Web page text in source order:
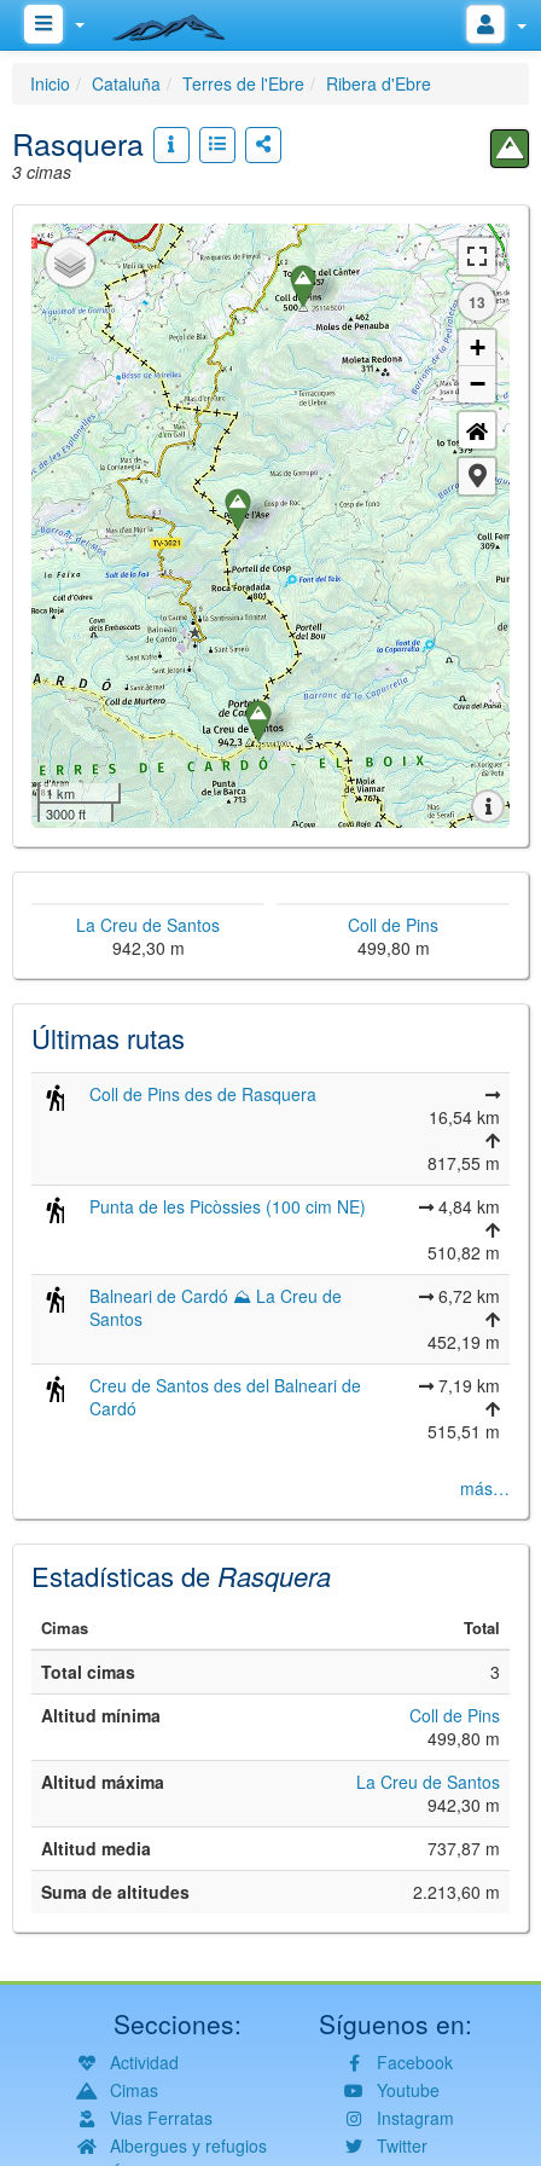
Inicio Cataluña Terres de l'Ebre Ribera d'Ebre
Rasquera
3 cimas
13
+
−
1 km
3000 ft
and its contributors (CC BY-SH 4.0)
©Institut Cartogràfic i Geològic de
La Creu de Santos
942,30 m
Coll de Pins
499,80 m
Últimas rutas
Coll de Pins des de Rasquera
16,54 km
817,55 m
Punta de les Picòssies (100 cim NE)
4,84 km
510,82 m
Balneari de Cardó ⛰ La Creu de
Santos
6,72 km
452,19 m
Creu de Santos des del Balneari de
Cardó
7,19 km
515,51 m
más…
Estadísticas de Rasquera
Cimas Total
Total cimas
3
Altitud mínima
Coll de Pins
499,80 m
Altitud máxima
La Creu de Santos
942,30 m
Altitud media
737,87 m
Suma de altitudes
2.213,60 m
Secciones:
Actividad
Cimas
Vias Ferratas
Albergues y refugios
Síguenos en:
Facebook
Youtube
Instagram
Twitter